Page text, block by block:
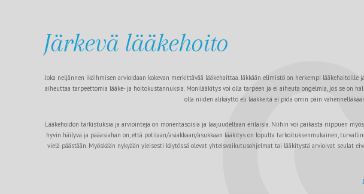
Järkevä lääkehoito
Joka neljännen ikäihmisen arvioidaan kokevan merkittävää lääkehaittaa. Iäkkään elimistö on herkempi
aiheuttaa tarpeettomia lääke- ja hoitokustannuksia. Monilääkitys voi olla tarpeen ja ei aiheuta ongelmia, jos se on
olla niiden alikäyttö eli lääkkeitä ei pidä omin päin
Lääkehoidon tarkistuksia ja arviointeja on monentasoisia ja laajuudeltaan erilaisia. Niihin voi paikasta riippuen
hyvin häilyvä ja pääasiahan on, että potilaan/asiakkaan/asukkaan lääkitys on lopulta tarkoituksenmukainen,
vielä päästään. Myöskään nykyään yleisesti käytössä olevat yhteisvaikutusohjelmat tai lääkitystä arvioivat